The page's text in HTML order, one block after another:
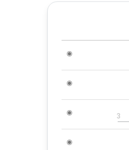
◉
◉
◉ 3
◉